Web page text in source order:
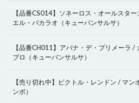
【品番CS014】ソネーロス・オールスタ
エル・バカラオ（キューバンサルサ）
【品番CH011】アバナ・デ・プリメーラ /
ブロ（キューバンサルサ）
【売り切れ中】ビクトル・レンドン / マン
ンボ）